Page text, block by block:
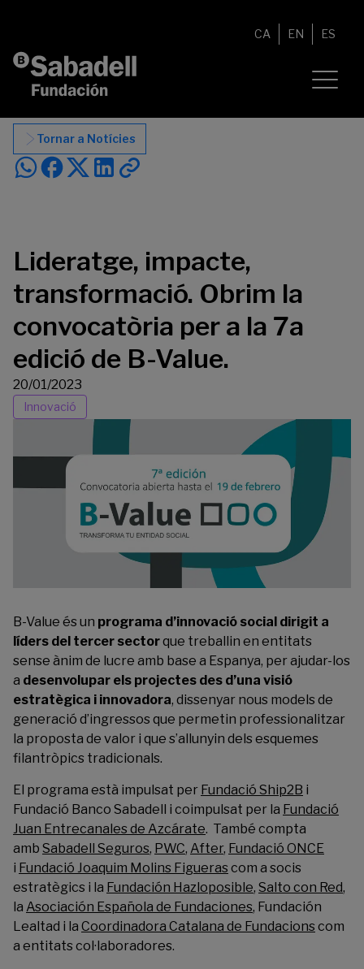
CA EN ES
Tornar a Notícies
Lideratge, impacte,
transformació. Obrim la
convocatòria per a la 7a
edició de B-Value.
20/01/2023
Innovació
B-Value és un programa d’innovació social dirigit a
líders del tercer sectorque treballin en entitats
sense ànim de lucre amb base a Espanya, per ajudar-los
a desenvolupar els projectes des d’una visió
estratègica i innovadora, dissenyar nous models de
generació d’ingressos que permetin professionalitzar
la proposta de valor i que s’allunyin dels esquemes
filantròpics tradicionals.
El programa està impulsat per Fundació Ship2B i
Fundació Banco Sabadell i coimpulsat per la Fundació
Juan Entrecanales de Azcárate. També compta
amb Sabadell Seguros, PWC, After, Fundació ONCE
i Fundació Joaquim Molins Figueras com a socis
estratègics i la Fundación Hazloposible, Salto con Red,
la Asociación Española de Fundaciones, Fundación
Lealtad i la Coordinadora Catalana de Fundacions com
a entitats col·laboradores.